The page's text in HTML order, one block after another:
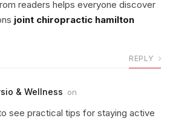
readers helps everyone discover
joint chiropractic hamilton
REPLY
& Wellness on
see practical tips for staying active